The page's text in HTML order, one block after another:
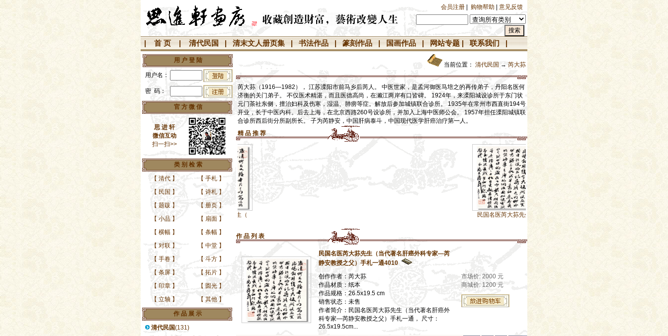
会员注册 购物帮助 意见反馈
首 页 清代民国 清末文人册页集 书法作品 篆刻作品 国画作品 网站专题 联系我们
用 户 登 陆
用户名：
密 码：
官 方 微 信
思 进 轩
微信互动
扫一扫>>
类 别 检 索
【 清代 】 【 手札 】
【 民国 】 【 诗札 】
【 题跋 】 【 册页 】
【 小品 】 【 扇面 】
【 横幅 】 【 条幅 】
【 对联 】 【 中堂 】
【 手卷 】 【 斗方 】
【 条屏 】 【 拓片 】
【 印章 】 【 圆光 】
【 立轴 】 【 其他 】
作 品 展 示
清代民国(131)
当前位置： 清代民国 → 芮大荪
芮大荪（1916—1982）， 江苏溧阳市前马乡后芮人。 中医世家，是孟河御医马培之的再传弟子，丹阳名医何
济衡的关门弟子。 不仅医术精湛，而且医德高尚，在濑江两岸有口皆碑。 1924年，来溧阳城设诊所于东门状
元门茶社东侧，擅治妇科及伤寒，湿温、肺痨等症。解放后参加城镇联合诊所。 1935年在常州市西直街194号
开业，长于中医内科。后去上海，在北京西路260号设诊所，并加入上海中医师公会。 1957年担任溧阳城镇联
合诊所西后街分所副所长。 子为芮静安，中国肝病泰斗，中国现代医学肝癌治疗第一人。
精 品 推 荐
民国名医芮大荪先生（ 民国名医芮大荪先生（
作 品 列 表
民国名医芮大荪先生（当代著名肝癌外科专家—芮
静安教授之父）手札一通4010
创作作者：芮大荪
作品材质：纸本
作品规格：26.5x19.5 cm
销售状态：未售
作者简介：民国名医芮大荪先生（当代著名肝癌外
科专家—芮静安教授之父）手札一通， 尺寸：
26.5x19.5cm...
市场价: 2000 元
商城价: 1200 元